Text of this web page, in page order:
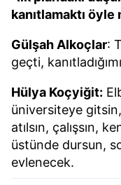
kanıtlamaktı öyle
Gülşah Alkoçlar:
geçti,
Hülya Koçyiğit:
üniversiteye
atılsın, çalışsın,
üstünde dursun,
evlenecek.